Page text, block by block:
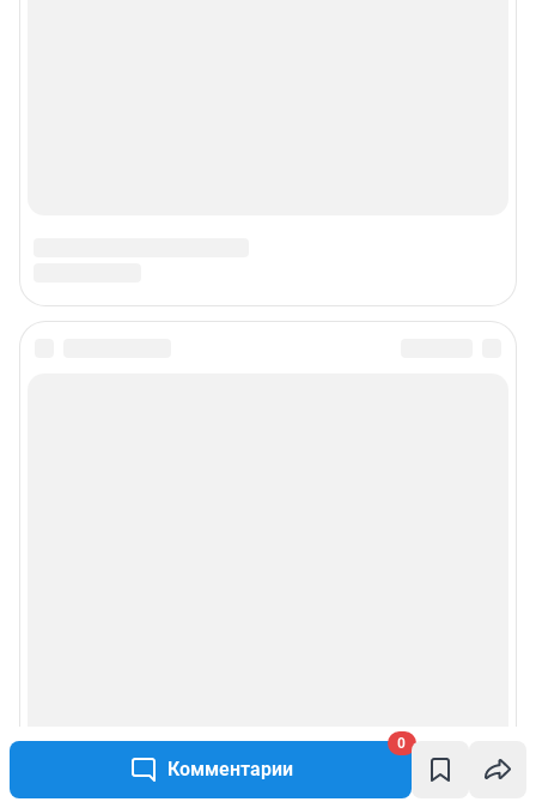
Комментарии
0